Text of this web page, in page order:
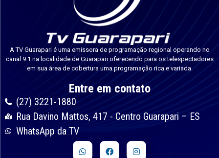
A TV Guarapari é uma emissora de programação regional operando no
canal 9.1 na localidade de Guarapari oferecendo para os telespectadores
em sua área de cobertura uma programação rica e variada.
Entre em contato
(27) 3221-1880
Rua Davino Mattos, 417 - Centro Guarapari – ES
WhatsApp da TV